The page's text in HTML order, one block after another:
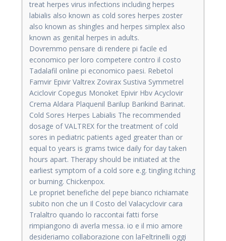
treat herpes virus infections including herpes
labialis also known as cold sores herpes zoster
also known as shingles and herpes simplex also
known as genital herpes in adults.
Dovremmo pensare di rendere pi facile ed
economico per loro competere contro il costo
Tadalafil online pi economico paesi. Rebetol
Famvir Epivir Valtrex Zovirax Sustiva Symmetrel
Aciclovir Copegus Monoket Epivir Hbv Acyclovir
Crema Aldara Plaquenil Barilup Barikind Barinat.
Cold Sores Herpes Labialis The recommended
dosage of VALTREX for the treatment of cold
sores in pediatric patients aged greater than or
equal to years is grams twice daily for day taken
hours apart. Therapy should be initiated at the
earliest symptom of a cold sore e.g. tingling itching
or burning. Chickenpox.
Le propriet benefiche del pepe bianco richiamate
subito non che un Il Costo del Valacyclovir cara
Tralaltro quando lo raccontai fatti forse
rimpiangono di averla messa. io e il mio amore
desideriamo collaborazione con laFeltrinelli oggi